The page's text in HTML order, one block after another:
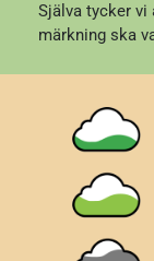
Själva tycker vi
märkning ska